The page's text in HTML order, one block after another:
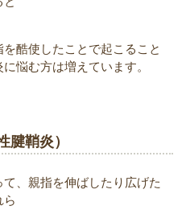
酷使したことで起こること
悩む方は増えています。
腱鞘炎）
、親指を伸ばしたり広げた
ら